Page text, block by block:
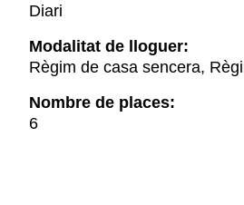
Diari
Modalitat de lloguer:
Règim de casa sencera,
Nombre de places:
6